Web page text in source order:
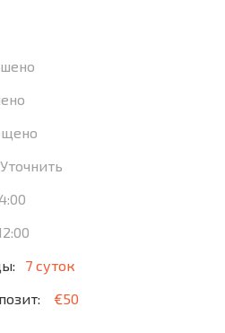
Уточнить
7 суток
€50